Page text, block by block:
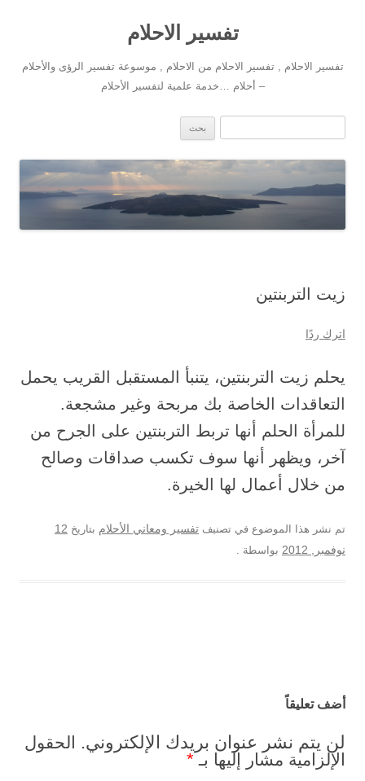
تفسير الاحلام
تفسير الاحلام , تفسير الاحلام من الاحلام , موسوعة تفسير الرؤى والأحلام
– أحلام …خدمة علمية لتفسير الأحلام
انتقل إلى المحتوى
زيت التربنتين
اترك ردًا
يحلم زيت التربنتين، يتنبأ المستقبل القريب يحمل
التعاقدات الخاصة بك مربحة وغير مشجعة.
للمرأة الحلم أنها تربط التربنتين على الجرح من
آخر، ويظهر أنها سوف تكسب صداقات وصالح
من خلال أعمال لها الخيرة.
تم نشر هذا الموضوع في تصنيف تفسير ومعاني الأحلام بتاريخ 12
نوفمبر, 2012
بواسطة .
أضف تعليقاً
لن يتم نشر عنوان بريدك الإلكتروني. الحقول
الإلزامية مشار إليها بـ*